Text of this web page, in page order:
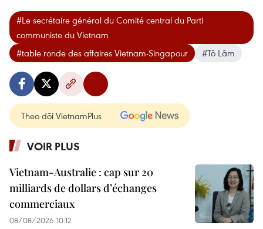
#Le secrétaire général du Comité central du Parti
communiste du Vietnam
#table ronde des affaires Vietnam-Singapour
#Tô Lâm
Theo dõi VietnamPlus
VOIR PLUS
Vietnam-Australie : cap sur 20
milliards de dollars d’échanges
commerciaux
08/08/2026 10:12